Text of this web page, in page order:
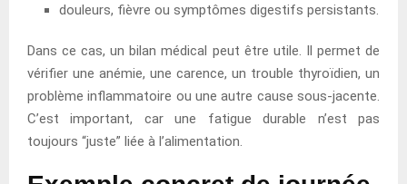
douleurs, fièvre ou symptômes digestifs persistants.
Dans ce cas, un bilan médical peut être utile. Il permet de
vérifier une anémie, une carence, un trouble thyroïdien, un
problème inflammatoire ou une autre cause sous-jacente.
C’est important, car une fatigue durable n’est pas
toujours “juste” liée à l’alimentation.